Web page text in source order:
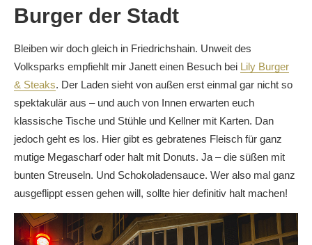
Burger der Stadt
Bleiben wir doch gleich in Friedrichshain. Unweit des
Volksparks empfiehlt mir Janett einen Besuch bei Lily Burger
& Steaks. Der Laden sieht von außen erst einmal gar nicht so
spektakulär aus – und auch von Innen erwarten euch
klassische Tische und Stühle und Kellner mit Karten. Dan
jedoch geht es los. Hier gibt es gebratenes Fleisch für ganz
mutige Megascharf oder halt mit Donuts. Ja – die süßen mit
bunten Streuseln. Und Schokoladensauce. Wer also mal ganz
ausgeflippt essen gehen will, sollte hier definitiv halt machen!